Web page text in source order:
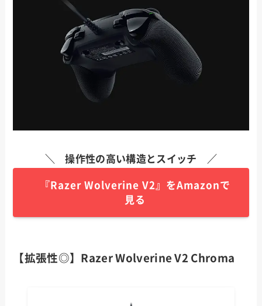
＼ 操作性の高い構造とスイッチ ／
『Razer Wolverine V2』をAmazonで
見る
【拡張性◎】Razer Wolverine V2 Chroma